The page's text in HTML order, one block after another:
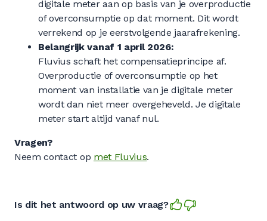
digitale meter aan op basis van je overproductie
of overconsumptie op dat moment. Dit wordt
verrekend op je eerstvolgende jaarafrekening.
Belangrijk vanaf 1 april 2026:
Fluvius schaft het compensatieprincipe af.
Overproductie of overconsumptie op het
moment van installatie van je digitale meter
wordt dan niet meer overgeheveld. Je digitale
meter start altijd vanaf nul.
Vragen?
Neem contact op met Fluvius.
Is dit het antwoord op uw vraag?